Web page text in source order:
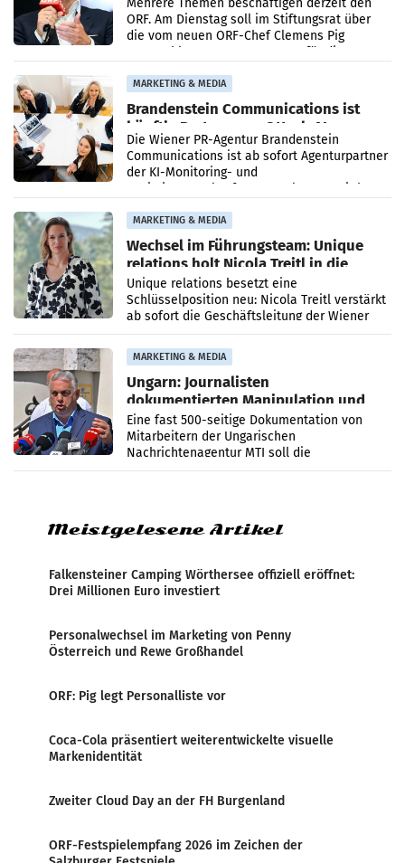
Mehrere Themen beschäftigen derzeit den
ORF. Am Dienstag soll im Stiftungsrat über
die vom neuen ORF-Chef Clemens Pig
vorgeschlagenen Besetzungen für die
MARKETING & MEDIA
Brandenstein Communications ist
künftig Partner von OtterlyAI
Die Wiener PR-Agentur Brandenstein
Communications ist ab sofort Agenturpartner
der KI-Monitoring- und
Optimierungsplattform OtterlyAI. Damit baut
MARKETING & MEDIA
Wechsel im Führungsteam: Unique
relations holt Nicola Treitl in die
Geschäftsleitung
Unique relations besetzt eine
Schlüsselposition neu: Nicola Treitl verstärkt
ab sofort die Geschäftsleitung der Wiener
PR-Agentur an der Seite von Josef Kalina und
Anna Kalina-Mahr.
MARKETING & MEDIA
Ungarn: Journalisten
dokumentierten Manipulation und
Zensur
Eine fast 500-seitige Dokumentation von
Mitarbeitern der Ungarischen
Nachrichtenagentur MTI soll die
systematische Nachrichten-Manipulation und
Meistgelesene Artikel
Falkensteiner Camping Wörthersee offiziell eröffnet:
Drei Millionen Euro investiert
Personalwechsel im Marketing von Penny
Österreich und Rewe Großhandel
ORF: Pig legt Personalliste vor
Coca-Cola präsentiert weiterentwickelte visuelle
Markenidentität
Zweiter Cloud Day an der FH Burgenland
ORF-Festspielempfang 2026 im Zeichen der